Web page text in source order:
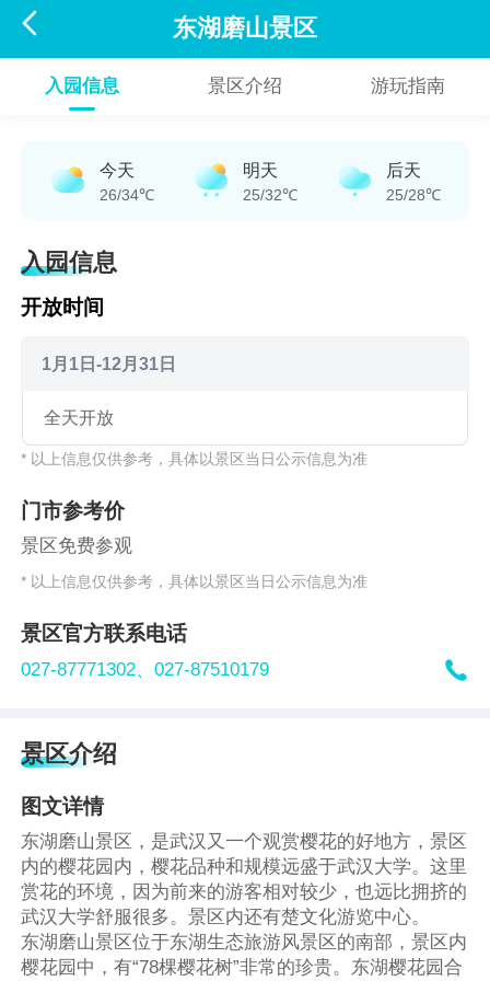
 东湖磨山景区
入园信息 景区介绍 游玩指南
今天
26/34℃
明天
25/32℃
后天
25/28℃
入园信息
开放时间
1月1日-12月31日
全天开放
* 以上信息仅供参考，具体以景区当日公示信息为准
门市参考价
景区免费参观
* 以上信息仅供参考，具体以景区当日公示信息为准
景区官方联系电话
027-87771302、027-87510179 
景区介绍
图文详情
东湖磨山景区，是武汉又一个观赏樱花的好地方，景区
内的樱花园内，樱花品种和规模远盛于武汉大学。这里
赏花的环境，因为前来的游客相对较少，也远比拥挤的
武汉大学舒服很多。景区内还有楚文化游览中心。
东湖磨山景区位于东湖生态旅游风景区的南部，景区内
樱花园中，有“78棵樱花树”非常的珍贵。东湖樱花园合